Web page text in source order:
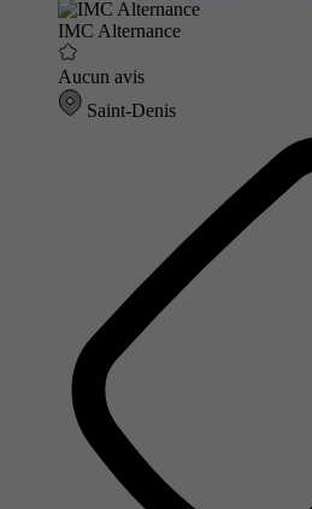
IMC Alternance
Aucun avis
Saint-Denis